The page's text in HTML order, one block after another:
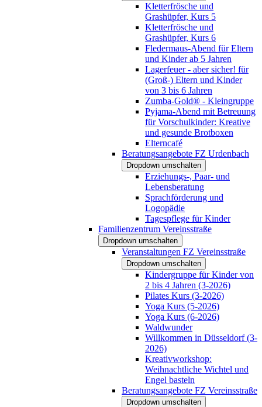
Kletterfrösche und
Grashüpfer, Kurs 5
Kletterfrösche und
Grashüpfer, Kurs 6
Fledermaus-Abend für Eltern
und Kinder ab 5 Jahren
Lagerfeuer - aber sicher! für
(Groß-) Eltern und Kinder
von 3 bis 6 Jahren
Zumba-Gold® - Kleingruppe
Pyjama-Abend mit Betreuung
für Vorschulkinder: Kreative
und gesunde Brotboxen
Elterncafé
Beratungsangebote FZ Urdenbach
Dropdown umschalten
Erziehungs-, Paar- und
Lebensberatung
Sprachförderung und
Logopädie
Tagespflege für Kinder
Familienzentrum Vereinsstraße
Dropdown umschalten
Veranstaltungen FZ Vereinsstraße
Dropdown umschalten
Kindergruppe für Kinder von
2 bis 4 Jahren (3-2026)
Pilates Kurs (3-2026)
Yoga Kurs (5-2026)
Yoga Kurs (6-2026)
Waldwunder
Willkommen in Düsseldorf (3-
2026)
Kreativworkshop:
Weihnachtliche Wichtel und
Engel basteln
Beratungsangebote FZ Vereinsstraße
Dropdown umschalten